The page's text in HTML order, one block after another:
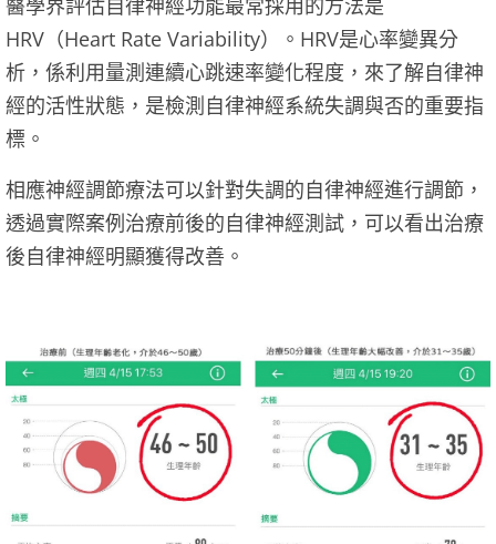
HRV（Heart Rate Variability）。HRV是心率變異分
析，係利用量測連續心跳速率變化程度，來了解自律神
經的活性狀態，是檢測自律神經系統失調與否的重要指
標。
相應神經調節療法可以針對失調的自律神經進行調節，
透過實際案例治療前後的自律神經測試，可以看出治療
後自律神經明顯獲得改善。